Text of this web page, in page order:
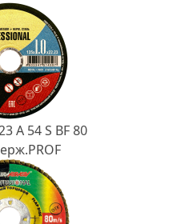
A 54 S BF 80